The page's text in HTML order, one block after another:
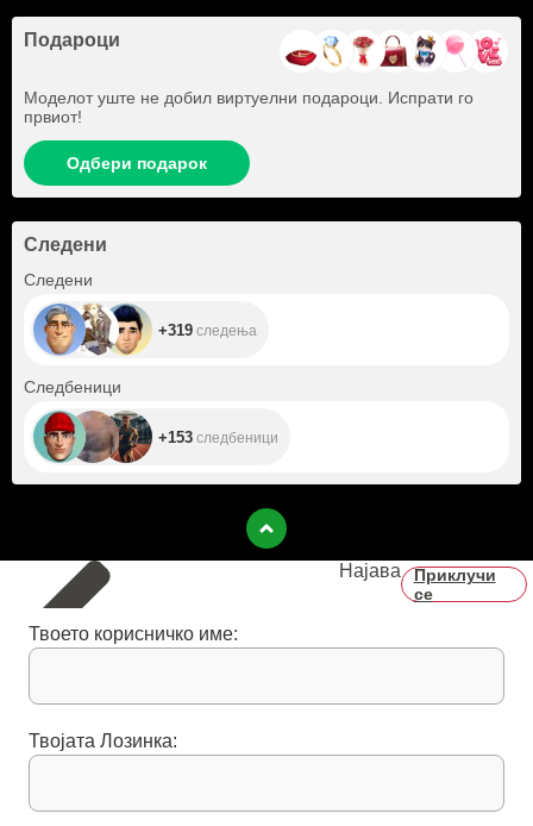
Подароци
Моделот уште не добил виртуелни подароци. Испрати го
првиот!
Одбери подарок
Следени
Следени
+319 следења
Следбеници
+153 следбеници
Најава
Приклучи
се
Твоето корисничко име:
Твојата Лозинка: